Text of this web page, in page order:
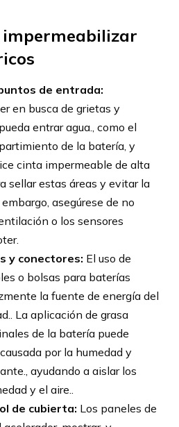
impermeabilizar
de entrada:
en busca de grietas y
entrar agua., como el
de la batería, y
cinta impermeable de alta
sellar estas áreas y evitar la
asegúrese de no
o los sensores
y conectores: El uso de
o bolsas para baterías
la fuente de energía del
La aplicación de grasa
de la batería puede
por la humedad y
ayudando a aislar los
y el aire..
de cubierta: Los paneles de